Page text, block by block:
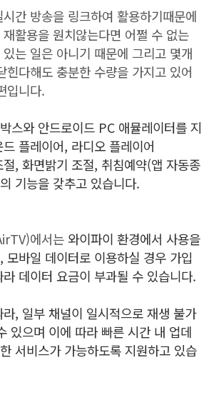
간 방송을 링크하여 활용하기때문에
활용을 원치않는다면 어쩔 수 없는
는 일은 아니기 때문에 그리고 몇개
힌다해도 충분한 수량을 가지고 있어
입니다.
스와안드로이드 PC 애뮬레이터를 지
드 플레이어, 라디오 플레이어
, 화면밝기 조절, 취침예약(앱 자동종
기능을 갖추고 있습니다.
에서는 와이파이 환경에서 사용을
모바일 데이터로 이용하실 경우 가입
라데이터 요금이 부과될 수 있습니다.
, 일부 채널이 일시적으로 재생 불가
있으며 이에 따라 빠른 시간 내 업데
서비스가 가능하도록 지원하고 있습